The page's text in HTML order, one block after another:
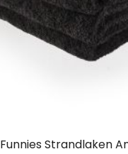
Funnies Strandlaken